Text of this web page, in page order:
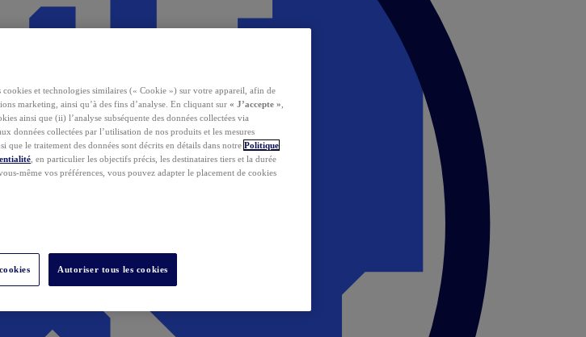
cookies et technologies similaires (« Cookie ») sur votre appareil, afin de
marketing, ainsi qu’à des fins d’analyse. En cliquant sur « J’accepte »
ainsi que (ii) l’analyse subséquente des données collectées via
données collectées par l’utilisation de nos produits et les mesures
que le traitement des données sont décrits en détails dans notre Politique
, en particulier les objectifs précis, les destinataires tiers et la durée
même vos préférences, vous pouvez adapter le placement de cookies
Autoriser tous les cookies